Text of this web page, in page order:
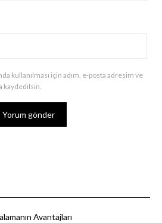
kullanılması için adım, e-posta adresim ve
kaydedilsin.
Avantajları